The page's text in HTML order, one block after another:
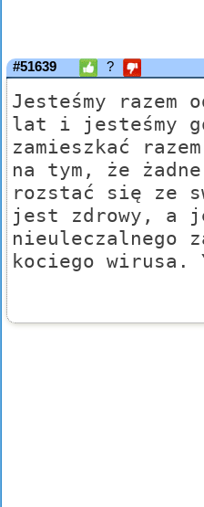
#51639 ?
Jesteśmy razem
lat i jesteśmy
zamieszkać
na tym, że
rozstać się ze
jest zdrowy, a
nieuleczalnego
kociego wirusa.